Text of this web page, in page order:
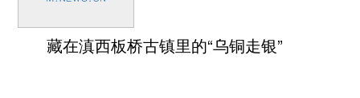
藏在滇西板桥古镇里的“乌铜走银”